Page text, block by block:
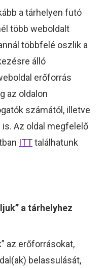
a tárhelyen futó
több weboldalt
többfelé oszlik a
álló
erőforrás
az oldalon
számától, illetve
Az oldal megfelelő
ITTtalálhatunk
a tárhelyhez
az erőforrásokat,
belassulását,